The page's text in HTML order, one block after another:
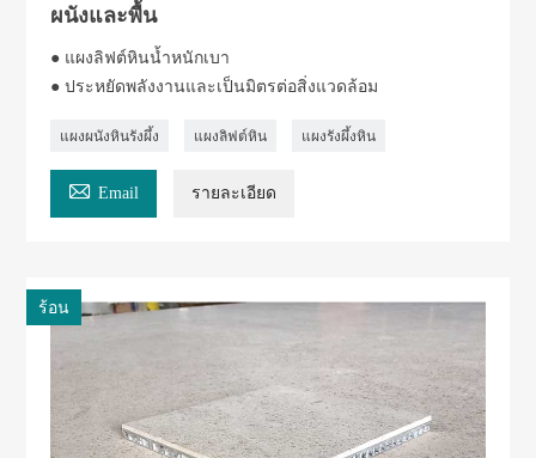
ผนังและพื้น
● แผงลิฟต์หินน้ำหนักเบา
● ประหยัดพลังงานและเป็นมิตรต่อสิ่งแวดล้อม
แผงผนังหินรังผึ้ง แผงลิฟต์หิน แผงรังผึ้งหิน
 Email รายละเอียด
ร้อน